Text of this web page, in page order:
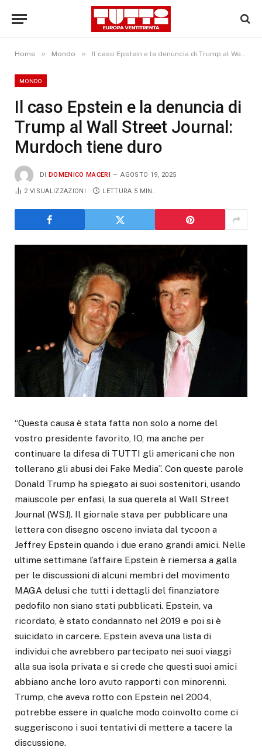
Home » Mondo » Il caso Epstein e la denuncia di Trump al Wall Street Journal: Murdoch tiene duro
MONDO
Il caso Epstein e la denuncia di
Trump al Wall Street Journal:
Murdoch tiene duro
DI DOMENICO MACERI AGOSTO 19, 2025
2VISUALIZZAZIONI LETTURA 5 MIN.
“Questa causa è stata fatta non solo a nome del
vostro presidente favorito, IO, ma anche per
continuare la difesa di TUTTI gli americani che non
tollerano gli abusi dei Fake Media”. Con queste parole
Donald Trump ha spiegato ai suoi sostenitori, usando
maiuscole per enfasi, la sua querela al Wall Street
Journal (WSJ). Il giornale stava per pubblicare una
lettera con disegno osceno inviata dal tycoon a
Jeffrey Epstein quando i due erano grandi amici. Nelle
ultime settimane l’affaire Epstein è riemersa a galla
per le discussioni di alcuni membri del movimento
MAGA delusi che tutti i dettagli del finanziatore
pedofilo non siano stati pubblicati. Epstein, va
ricordato, è stato condannato nel 2019 e poi si è
suicidato in carcere. Epstein aveva una lista di
individui che avrebbero partecipato nei suoi viaggi
alla sua isola privata e si crede che questi suoi amici
abbiano anche loro avuto rapporti con minorenni.
Trump, che aveva rotto con Epstein nel 2004,
potrebbe essere in qualche modo coinvolto come ci
suggeriscono i suoi tentativi di mettere a tacere la
discussione.